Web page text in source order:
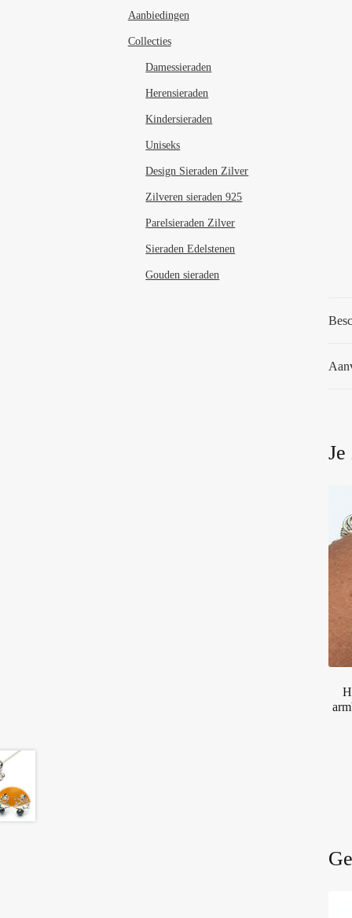
Aanbiedingen
Collecties
Damessieraden
Herensieraden
Kindersieraden
Uniseks
Design Sieraden Zilver
Zilveren sieraden 925
Parelsieraden Zilver
Sieraden Edelstenen
Gouden sieraden